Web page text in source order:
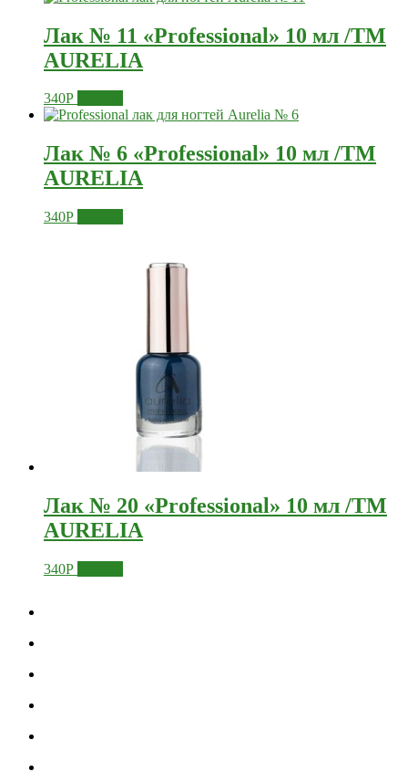
Лак № 11 «Professional» 10 мл /ТМ
AURELIA
340Р
Лак № 6 «Professional» 10 мл /ТМ
AURELIA
340Р
Лак № 20 «Professional» 10 мл /ТМ
AURELIA
340Р